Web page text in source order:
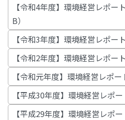
【令和4年度】環境経営レポー
B）
【令和3年度】環境経営レポー
【令和2年度】環境経営レポー
【令和元年度】環境経営レポー
【平成30年度】環境経営レポー
【平成29年度】環境経営レポー